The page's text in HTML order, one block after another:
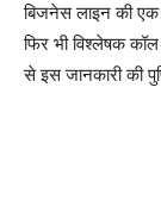
बिजनेस लाइन की एक
फिर भी विश्लेषक
से इस जानकारी की